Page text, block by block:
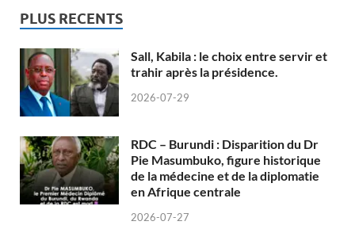
PLUS RECENTS
Sall, Kabila : le choix entre servir et
trahir après la présidence.
2026-07-29
RDC – Burundi : Disparition du Dr
Pie Masumbuko, figure historique
de la médecine et de la diplomatie
en Afrique centrale
2026-07-27